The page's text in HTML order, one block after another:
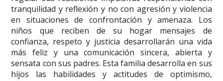
tranquilidad y reflexión y no con agresión y violencia
en situaciones de confrontación y amenaza. Los
niños que reciben de su hogar mensajes de
confianza, respeto y justicia desarrollarán una vida
más feliz y una comunicación sincera, abierta y
sensata con sus padres. Esta familia desarrolla en sus
hijos las habilidades y actitudes de optimismo,